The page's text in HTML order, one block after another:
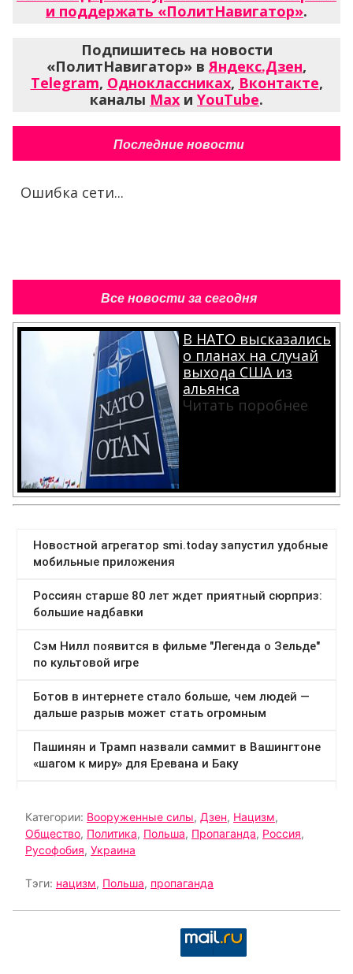
и поддержать «ПолитНавигатор».
Подпишитесь на новости
«ПолитНавигатор» вЯндекс.Дзен,
Telegram, Одноклассниках, Вконтакте,
каналы Max и YouTube.
Последние новости
Ошибка сети...
Все новости за сегодня
В НАТО высказались
о планах на случай
выхода США из
альянса
Читать поробнее
Категории: Вооруженные силы, Дзен, Нацизм,
Общество, Политика, Польша, Пропаганда, Россия,
Русофобия, Украина
Тэги: нацизм, Польша, пропаганда